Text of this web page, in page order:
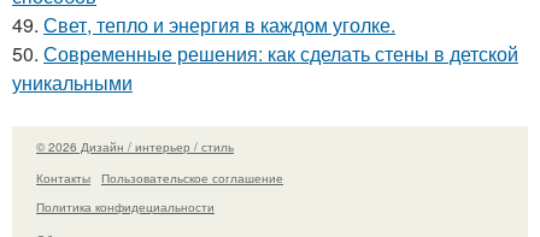
49. Свет, тепло и энергия в каждом уголке.
50. Современные решения: как сделать стены в детской
уникальными
© 2026 Дизайн / интерьер / стиль
Контакты
Пользовательское соглашение
Политика конфидециальности